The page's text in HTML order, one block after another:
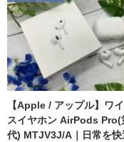
【Apple / アップル】ワ
スイヤホン AirPods Pro(
代) MTJV3J/A｜日常を快